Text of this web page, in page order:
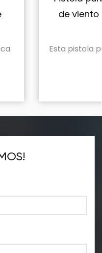
ponderada de
agrícola resistente